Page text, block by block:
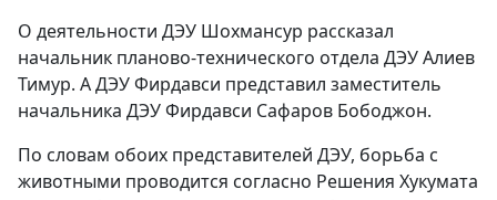
О деятельности ДЭУ Шохмансур рассказал
начальник планово-технического отдела ДЭУ Алиев
Тимур. А ДЭУ Фирдавси представил заместитель
начальника ДЭУ Фирдавси Сафаров Бободжон.
По словам обоих представителей ДЭУ, борьба с
животными проводится согласно Решения Хукумата